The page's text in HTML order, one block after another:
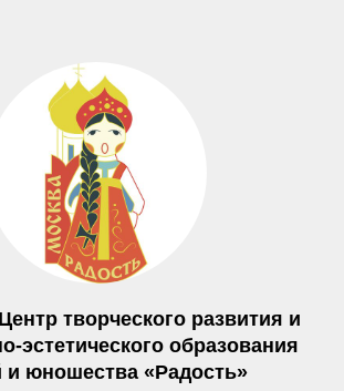
творческого развития и
эстетического образования
и юношества «Радость»